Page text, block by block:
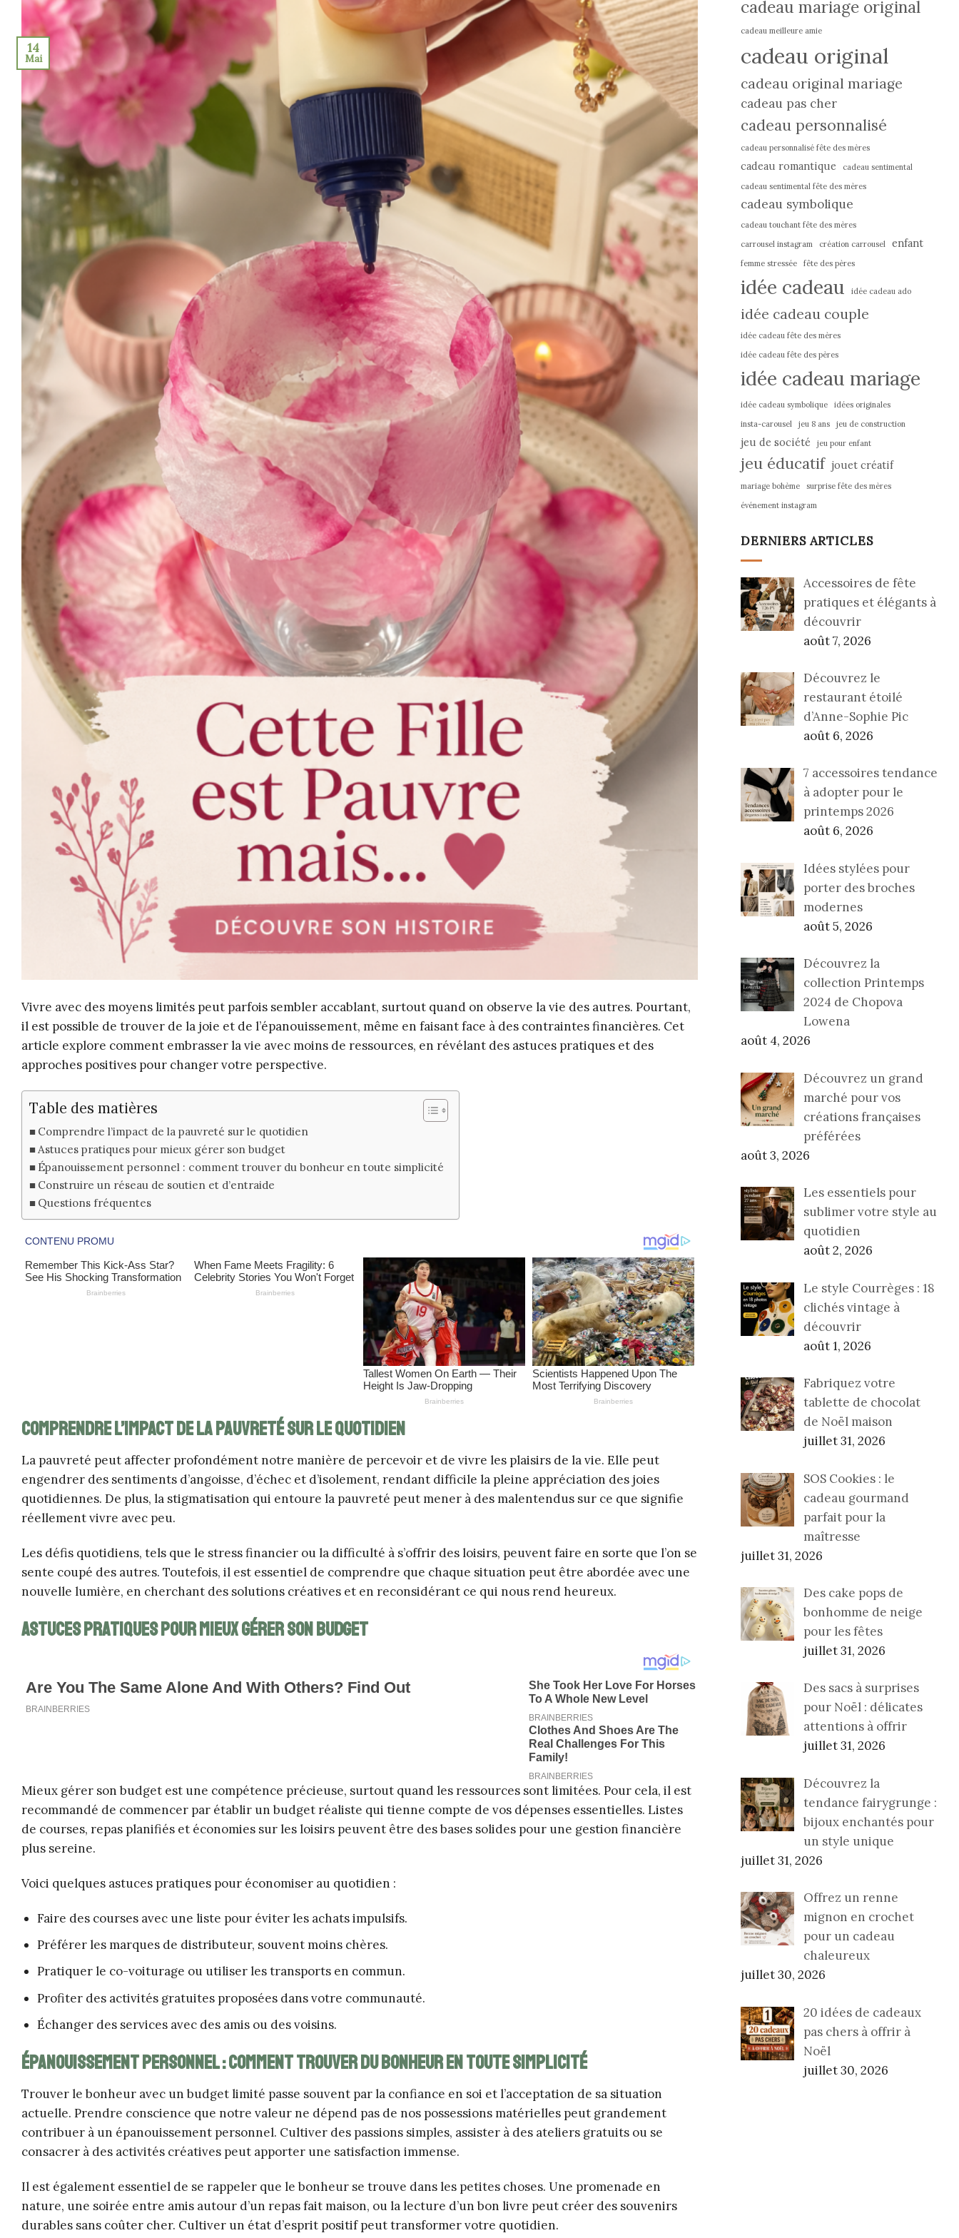
14
Mai
Vivre avec des moyens limités peut parfois sembler accablant, surtout quand on observe la vie des autres. Pourtant,
il est possible de trouver de la joie et de l’épanouissement, même en faisant face à des contraintes financières. Cet
article explore comment embrasser la vie avec moins de ressources, en révélant des astuces pratiques et des
approches positives pour changer votre perspective.
Table des matières
Comprendre l’impact de la pauvreté sur le quotidien
Astuces pratiques pour mieux gérer son budget
Épanouissement personnel : comment trouver du bonheur en toute simplicité
Construire un réseau de soutien et d’entraide
Questions fréquentes
Comprendre l’impact de la pauvreté sur le quotidien
La pauvreté peut affecter profondément notre manière de percevoir et de vivre les plaisirs de la vie. Elle peut
engendrer des sentiments d’angoisse, d’échec et d’isolement, rendant difficile la pleine appréciation des joies
quotidiennes. De plus, la stigmatisation qui entoure la pauvreté peut mener à des malentendus sur ce que signifie
réellement vivre avec peu.
Les défis quotidiens, tels que le stress financier ou la difficulté à s’offrir des loisirs, peuvent faire en sorte que l’on se
sente coupé des autres. Toutefois, il est essentiel de comprendre que chaque situation peut être abordée avec une
nouvelle lumière, en cherchant des solutions créatives et en reconsidérant ce qui nous rend heureux.
Astuces pratiques pour mieux gérer son budget
Mieux gérer son budget est une compétence précieuse, surtout quand les ressources sont limitées. Pour cela, il est
recommandé de commencer par établir un budget réaliste qui tienne compte de vos dépenses essentielles. Listes
de courses, repas planifiés et économies sur les loisirs peuvent être des bases solides pour une gestion financière
plus sereine.
Voici quelques astuces pratiques pour économiser au quotidien :
Faire des courses avec une liste pour éviter les achats impulsifs.
Préférer les marques de distributeur, souvent moins chères.
Pratiquer le co-voiturage ou utiliser les transports en commun.
Profiter des activités gratuites proposées dans votre communauté.
Échanger des services avec des amis ou des voisins.
Épanouissement personnel : comment trouver du bonheur en toute simplicité
Trouver le bonheur avec un budget limité passe souvent par la confiance en soi et l’acceptation de sa situation
actuelle. Prendre conscience que notre valeur ne dépend pas de nos possessions matérielles peut grandement
contribuer à un épanouissement personnel. Cultiver des passions simples, assister à des ateliers gratuits ou se
consacrer à des activités créatives peut apporter une satisfaction immense.
Il est également essentiel de se rappeler que le bonheur se trouve dans les petites choses. Une promenade en
nature, une soirée entre amis autour d’un repas fait maison, ou la lecture d’un bon livre peut créer des souvenirs
durables sans coûter cher. Cultiver un état d’esprit positif peut transformer votre quotidien.
cadeau mariage original
cadeau meilleure amie
cadeau original
cadeau original mariage
cadeau pas cher
cadeau personnalisé
cadeau personnalisé fête des mères
cadeau romantique
cadeau sentimental
cadeau sentimental fête des mères
cadeau symbolique
cadeau touchant fête des mères
carrousel instagram
création carrousel enfant
femme stressée fête des pères
idée cadeau idée cadeau ado
idée cadeau couple
idée cadeau fête des mères
idée cadeau fête des pères
idée cadeau mariage
idée cadeau symbolique
idées originales
insta-carousel
jeu 8 ans jeu de construction
jeu de société jeu pour enfant
jeu éducatif jouet créatif
mariage bohème
surprise fête des mères
événement instagram
DERNIERS ARTICLES
Accessoires de fête
pratiques et élégants à
découvrir
août 7, 2026
Découvrez le
restaurant étoilé
d’Anne-Sophie Pic
août 6, 2026
7 accessoires tendance
à adopter pour le
printemps 2026
août 6, 2026
Idées stylées pour
porter des broches
modernes
août 5, 2026
Découvrez la
collection Printemps
2024 de Chopova
Lowena
août 4, 2026
Découvrez un grand
marché pour vos
créations françaises
préférées
août 3, 2026
Les essentiels pour
sublimer votre style au
quotidien
août 2, 2026
Le style Courrèges : 18
clichés vintage à
découvrir
août 1, 2026
Fabriquez votre
tablette de chocolat
de Noël maison
juillet 31, 2026
SOS Cookies : le
cadeau gourmand
parfait pour la
maîtresse
juillet 31, 2026
Des cake pops de
bonhomme de neige
pour les fêtes
juillet 31, 2026
Des sacs à surprises
pour Noël : délicates
attentions à offrir
juillet 31, 2026
Découvrez la
tendance fairygrunge :
bijoux enchantés pour
un style unique
juillet 31, 2026
Offrez un renne
mignon en crochet
pour un cadeau
chaleureux
juillet 30, 2026
20 idées de cadeaux
pas chers à offrir à
Noël
juillet 30, 2026